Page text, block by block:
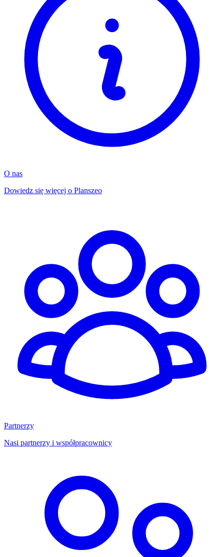
O nas
Dowiedz się więcej o Planszeo
Partnerzy
Nasi partnerzy i współpracownicy